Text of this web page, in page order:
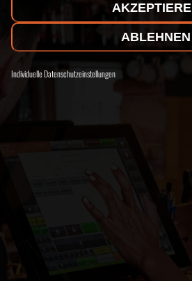
Individuelle Datenschutzeinstellungen
ABLEHNEN